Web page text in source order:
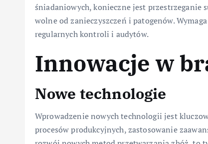
śniadaniowych, konieczne jest przestrzeganie
wolne od zanieczyszczeń i patogenów.
regularnych kontroli i audytów.
Innowacje w
Nowe technologie
Wprowadzenie nowych technologii jest
procesów produkcyjnych, zastosowanie